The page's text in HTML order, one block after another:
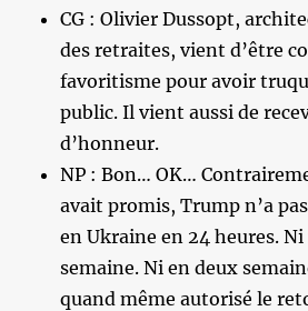
CG : Olivier Dussopt,
des retraites, vient d’être
favoritisme pour avoir
public. Il vient aussi de
d’honneur.
NP : Bon… OK…
avait promis, Trump n’a
en Ukraine en 24 heures.
semaine. Ni en deux
quand même autorisé le